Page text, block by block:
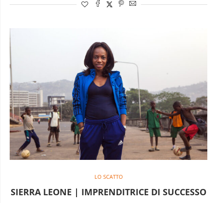
LO SCATTO
SIERRA LEONE | IMPRENDITRICE DI SUCCESSO